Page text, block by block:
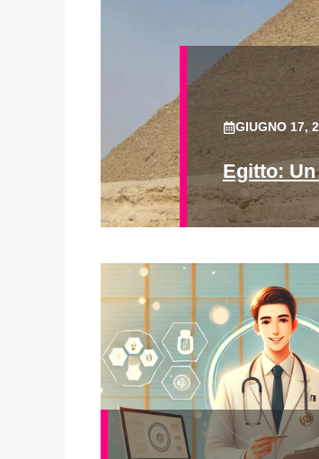
GIUGNO 17,
Egitto: